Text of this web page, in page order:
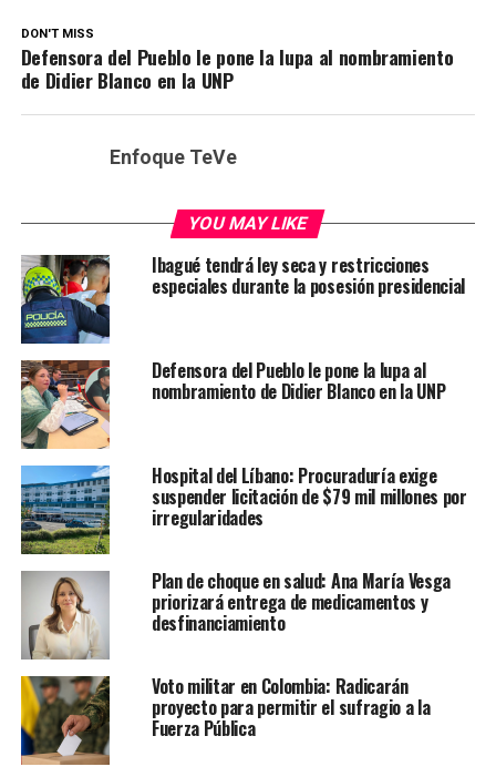
DON'T MISS
Defensora del Pueblo le pone la lupa al nombramiento
de Didier Blanco en la UNP
Enfoque TeVe
YOU MAY LIKE
Ibagué tendrá ley seca y restricciones
especiales durante la posesión presidencial
Defensora del Pueblo le pone la lupa al
nombramiento de Didier Blanco en la UNP
Hospital del Líbano: Procuraduría exige
suspender licitación de $79 mil millones por
irregularidades
Plan de choque en salud: Ana María Vesga
priorizará entrega de medicamentos y
desfinanciamiento
Voto militar en Colombia: Radicarán
proyecto para permitir el sufragio a la
Fuerza Pública